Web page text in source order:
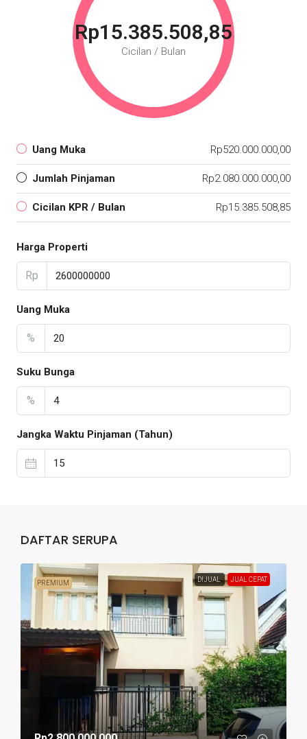
Rp15.385.508,85
Cicilan / Bulan
Uang Muka Rp520.000.000,00
Jumlah Pinjaman Rp2.080.000.000,00
Cicilan KPR / Bulan Rp15.385.508,85
Harga Properti
Rp
Uang Muka
%
Suku Bunga
%
Jangka Waktu Pinjaman (Tahun)
DAFTAR SERUPA
PREMIUM DIJUAL JUAL CEPAT